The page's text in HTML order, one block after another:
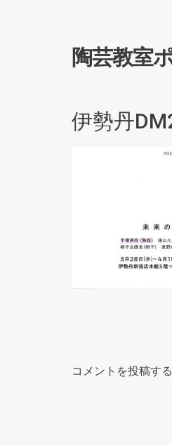
陶芸教室
伊勢丹
コメントを投稿す